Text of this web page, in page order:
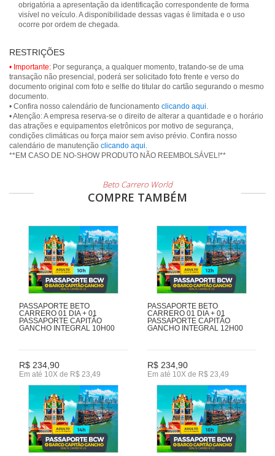
obrigatória a apresentação da identificação correspondente de forma
visível no veículo. A disponibilidade dessas vagas é limitada e o uso
ocorre por ordem de chegada.
RESTRIÇÕES
• Importante: Por segurança, a qualquer momento, tratando-se de uma
transação não presencial, poderá ser solicitado foto frente e verso do
documento original com foto e selfie do titular do cartão segurando o mesmo
documento.
• Confira nosso calendário de funcionamento clicando aqui.
• Atenção: A empresa reserva-se o direito de alterar a quantidade e o horário
das atrações e equipamentos eletrônicos por motivo de segurança,
condições climáticas ou força maior sem aviso prévio. Confira nosso
calendário de manutenção clicando aqui.
**EM CASO DE NO-SHOW PRODUTO NÃO REEMBOLSÁVEL!**
Beto Carrero World
COMPRE TAMBÉM
PASSAPORTE BETO
CARRERO 01 DIA + 01
PASSAPORTE CAPITÃO
GANCHO INTEGRAL 10H00
R$ 234,90
Em até 10X de R$ 23,49
PASSAPORTE BETO
CARRERO 01 DIA + 01
PASSAPORTE CAPITÃO
GANCHO INTEGRAL 12H00
R$ 234,90
Em até 10X de R$ 23,49